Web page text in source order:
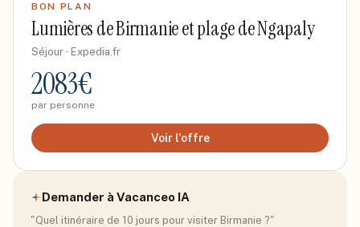
BON PLAN
Lumières de Birmanie et plage de Ngapaly
Séjour · Expedia.fr
2083€
par personne
Voir l'offre
Demander à Vacanceo IA
"Quel itinéraire de 10 jours pour visiter Birmanie ?"